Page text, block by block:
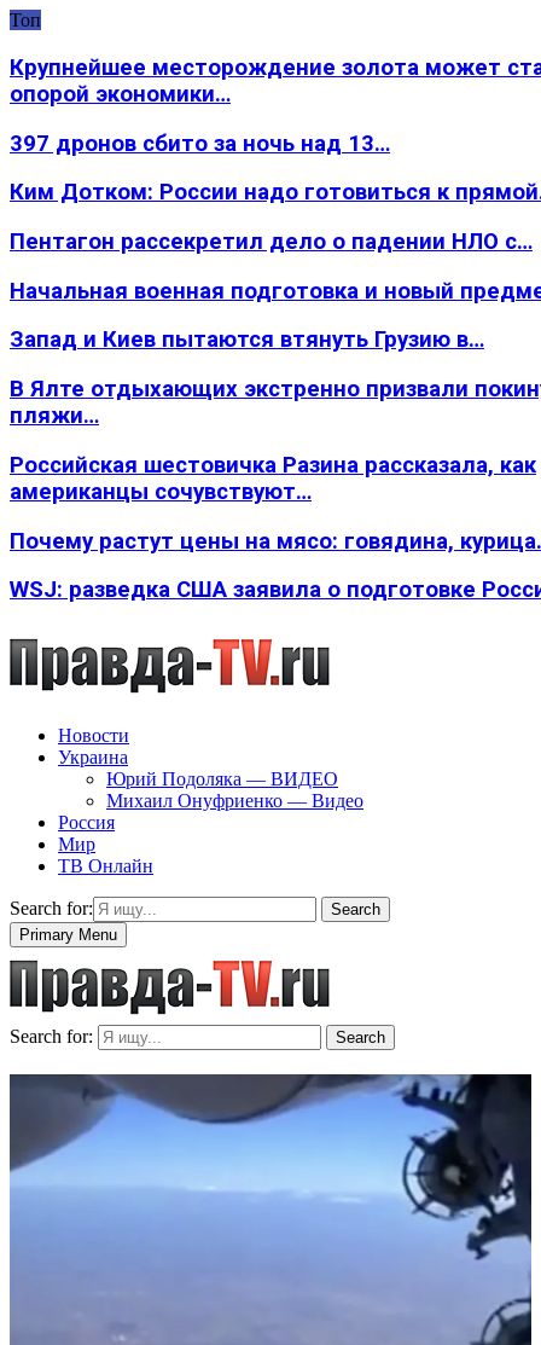
Топ
Крупнейшее месторождение золота может
опорой экономики…
397 дронов сбито за ночь над 13…
Ким Дотком: России надо готовиться к
Пентагон рассекретил дело о падении НЛО с…
Начальная военная подготовка и новый
Запад и Киев пытаются втянуть Грузию в…
В Ялте отдыхающих экстренно призвали
пляжи…
Российская шестовичка Разина рассказала, как
американцы сочувствуют…
Почему растут цены на мясо: говядина,
WSJ: разведка США заявила о подготовке
Новости
Украина
Юрий Подоляка — ВИДЕО
Михаил Онуфриенко — Видео
Россия
Мир
ТВ Онлайн
Search for:
Search
Primary Menu
Search for: Search